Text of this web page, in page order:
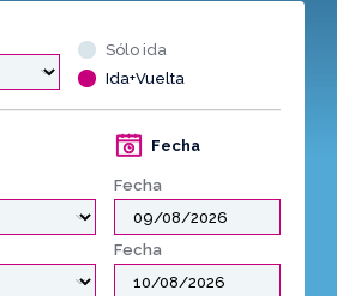
Sólo ida
Ida+Vuelta
Fecha
Fecha
Fecha